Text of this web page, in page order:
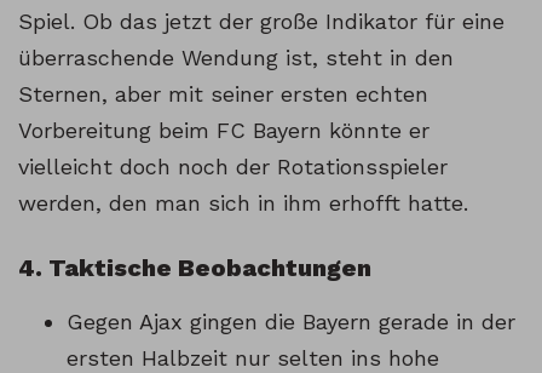
Spiel. Ob das jetzt der große Indikator für eine
überraschende Wendung ist, steht in den
Sternen, aber mit seiner ersten echten
Vorbereitung beim FC Bayern könnte er
vielleicht doch noch der Rotationsspieler
werden, den man sich in ihm erhofft hatte.
4. Taktische Beobachtungen
Gegen Ajax gingen die Bayern gerade in der
ersten Halbzeit nur selten ins hohe